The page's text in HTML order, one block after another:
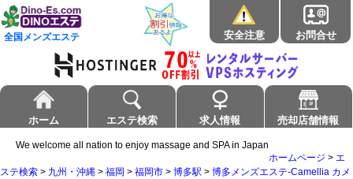
全国メンズエステ 安全注意 お問合せ
ホーム エステ検索 求人情報 売却店舗情報
We welcome all nation to enjoy massage and SPA in Japan
ホームページ > エ
ステ検索 > 九州・沖縄 > 福岡 > 福岡市 > 博多駅 > 博多メンズエステ-Camellia カメ